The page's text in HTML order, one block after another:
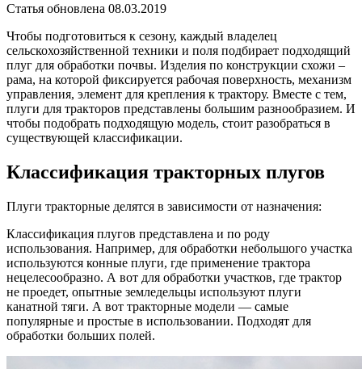
Статья обновлена 08.03.2019
Чтобы подготовиться к сезону, каждый владелец
сельскохозяйственной техники и поля подбирает подходящий
плуг для обработки почвы. Изделия по конструкции схожи –
рама, на которой фиксируется рабочая поверхность, механизм
управления, элемент для крепления к трактору. Вместе с тем,
плуги для тракторов представлены большим разнообразием. И
чтобы подобрать подходящую модель, стоит разобраться в
существующей классификации.
Классификация тракторных плугов
Плуги тракторные делятся в зависимости от назначения:
Классификация плугов представлена и по роду
использования. Например, для обработки небольшого участка
используются конные плуги, где применение трактора
нецелесообразно. А вот для обработки участков, где трактор
не проедет, опытные земледельцы используют плуги
канатной тяги. А вот тракторные модели — самые
популярные и простые в использовании. Подходят для
обработки больших полей.